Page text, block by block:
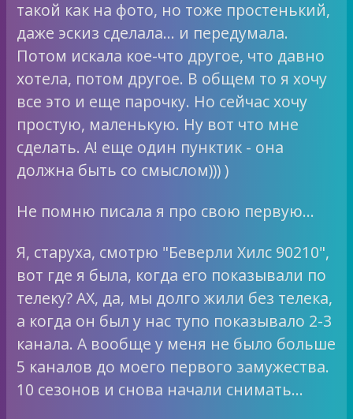
такой как на фото, но тоже простенький,
даже эскиз сделала… и передумала.
Потом искала кое-что другое, что давно
хотела, потом другое. В общем то я хочу
все это и еще парочку. Но сейчас хочу
простую, маленькую. Ну вот что мне
сделать. А! еще один пунктик - она
должна быть со смыслом))) )
Не помню писала я про свою первую…
Я, старуха, смотрю "Беверли Хилс 90210",
вот где я была, когда его показывали по
телеку? АХ, да, мы долго жили без телека,
а когда он был у нас тупо показывало 2-3
канала. А вообще у меня не было больше
5 каналов до моего первого замужества.
10 сезонов и снова начали снимать…